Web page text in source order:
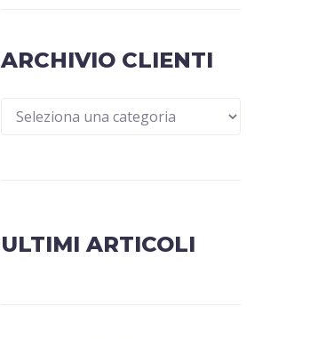
ARCHIVIO CLIENTI
ULTIMI ARTICOLI